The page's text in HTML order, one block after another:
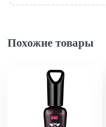
Похожие товары